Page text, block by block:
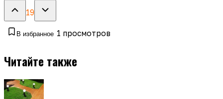
19
В избранное 1 просмотров
Читайте также